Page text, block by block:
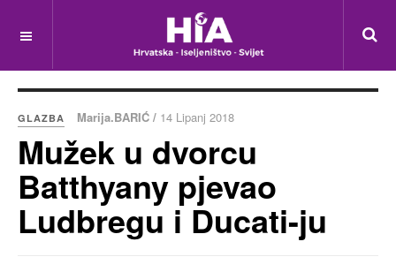
GLAZBA Marija.BARIĆ / 14 Lipanj 2018
Mužek u dvorcu
Batthyany pjevao
Ludbregu i Ducati-ju